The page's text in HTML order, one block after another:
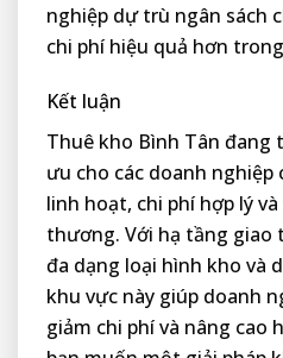
nghiệp dự trù ngân sách
chi phí hiệu quả hơn
Kết luận
Thuê kho Bình Tân
ưu cho các doanh
linh hoạt, chi phí hợp lý
thương. Với hạ tầng giao
đa dạng loại hình kho và
khu vực này giúp doanh
giảm chi phí và nâng cao